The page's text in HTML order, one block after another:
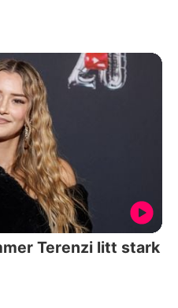
Terenzi litt stark